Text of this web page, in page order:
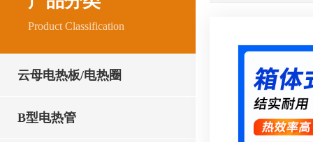
Product Classification
云母电热板/电热圈
B型电热管